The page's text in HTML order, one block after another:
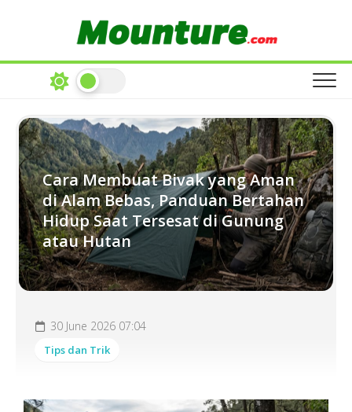
Cara Membuat Bivak yang Aman
di Alam Bebas, Panduan Bertahan
Hidup Saat Tersesat di Gunung
atau Hutan
30 June 2026 07:04
Tips dan Trik